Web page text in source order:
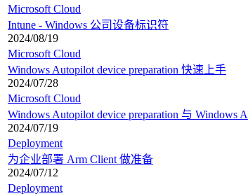
Microsoft Cloud
Intune - Windows 公司设备标识符
2024/08/19
Microsoft Cloud
Windows Autopilot device preparation 快速上手
2024/07/28
Microsoft Cloud
Windows Autopilot device preparation 与 Windows
2024/07/19
Deployment
为企业部署 Arm Client 做准备
2024/07/12
Deployment